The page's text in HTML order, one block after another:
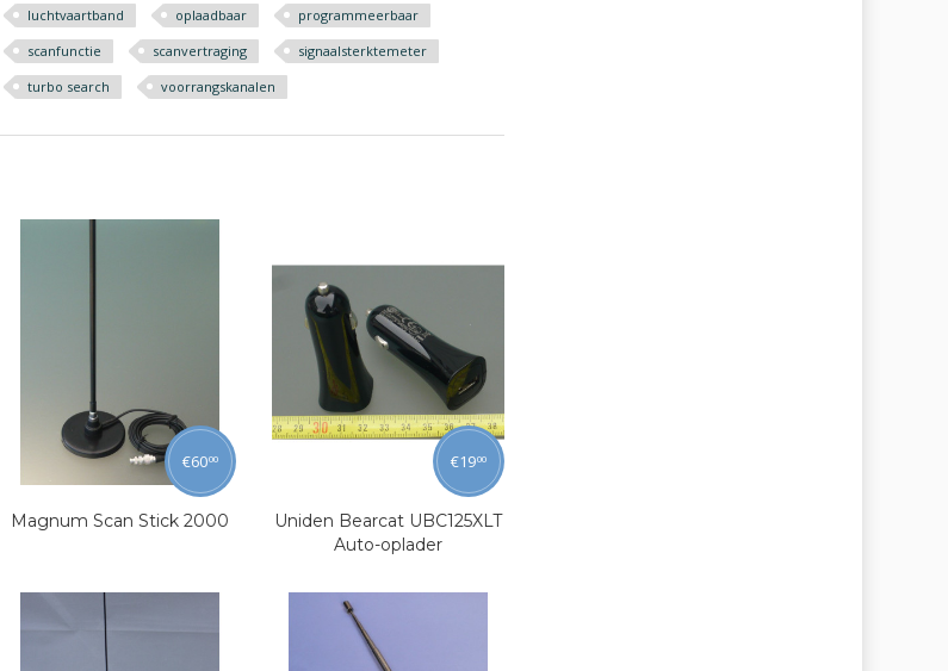
luchtvaartband
oplaadbaar
programmeerbaar
scanfunctie
scanvertraging
signaalsterktemeter
turbo search
voorrangskanalen
Magnum Scan Stick 2000
€6000
Uniden Bearcat UBC125XLT
Auto-oplader
€1900